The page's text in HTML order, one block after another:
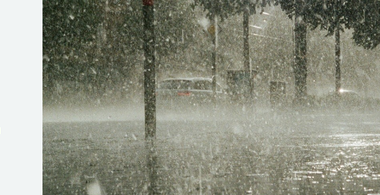
previsibilidade total no orçamento, sem surpresas na
fatura.
Disponível para empresas com consumo acima de 500 kWh/mês
Conhecer solução